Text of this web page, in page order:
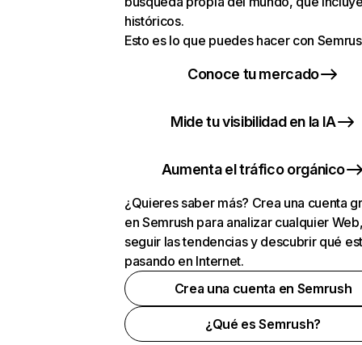
históricos.
Esto es lo que puedes hacer con
Conoce tu mercado
Mide tu visibilidad en la IA
Aumenta el tráfico orgánico
¿Quieres saber más? Crea una cuenta
en Semrush para analizar cualquier
seguir las tendencias y descubrir qué
pasando en Internet.
Crea una cuenta en Semrush
¿Qué es Semrush?